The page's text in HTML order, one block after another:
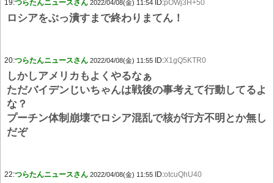
19:つらたんニュースさん 2022/04/08(金) 11:54 ID:pOWj3H+50
ロシアをぶっ潰すまで終わりまてん！
20:つらたんニュースさん 2022/04/08(金) 11:55 ID:X1gQ5KTR0
しかしアメリカもよくやるなぁ
ただバイデンじいちゃんは戦後の事考えて行動してるよ
な？
プーチン体制崩壊でロシア混乱で核が行方不明とか無し
だぞ
22:つらたんニュースさん 2022/04/08(金) 11:55 ID:otcuQhU40